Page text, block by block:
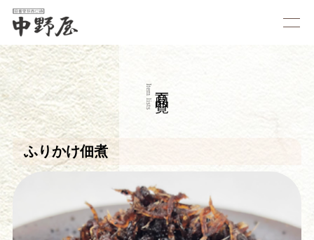
Item lists
ふりかけ佃煮